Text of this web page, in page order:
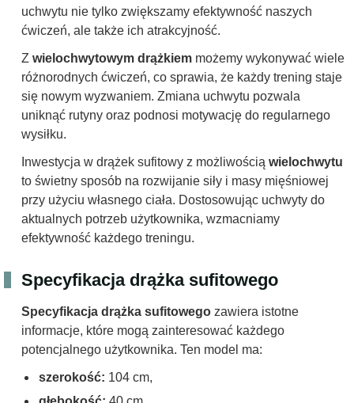
uchwytu nie tylko zwiększamy efektywność naszych
ćwiczeń, ale także ich atrakcyjność.
Z wielochwytowym drążkiem możemy wykonywać wiele
różnorodnych ćwiczeń, co sprawia, że każdy trening staje
się nowym wyzwaniem. Zmiana uchwytu pozwala
uniknąć rutyny oraz podnosi motywację do regularnego
wysiłku.
Inwestycja w drążek sufitowy z możliwością wielochwytu
to świetny sposób na rozwijanie siły i masy mięśniowej
przy użyciu własnego ciała. Dostosowując uchwyty do
aktualnych potrzeb użytkownika, wzmacniamy
efektywność każdego treningu.
Specyfikacja drążka sufitowego
Specyfikacja drążka sufitowego zawiera istotne
informacje, które mogą zainteresować każdego
potencjalnego użytkownika. Ten model ma:
szerokość: 104 cm,